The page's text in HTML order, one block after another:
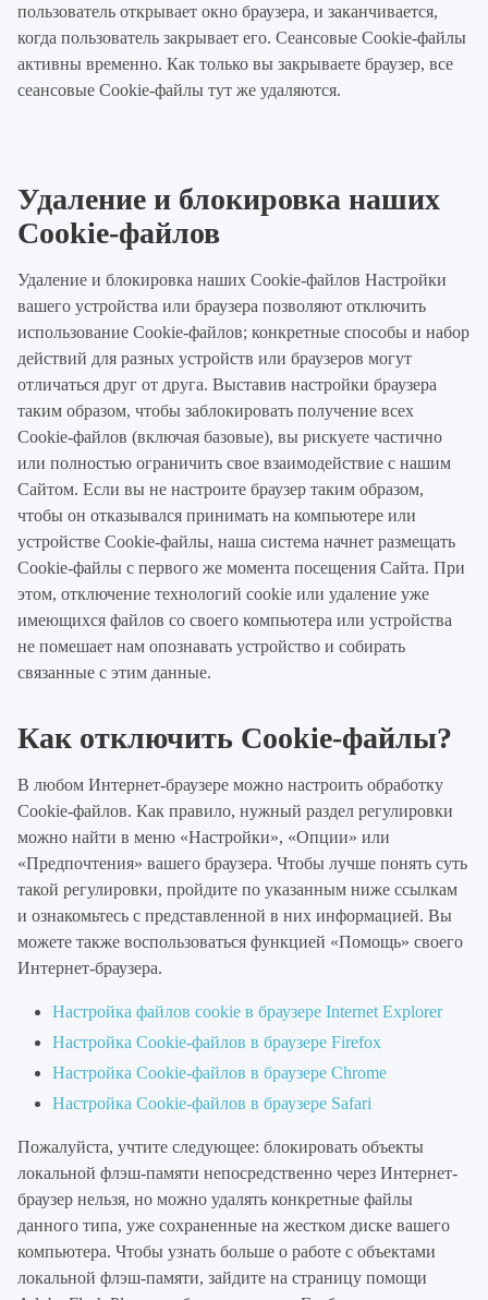
пользователь открывает окно браузера, и заканчивается,
когда пользователь закрывает его. Сеансовые Cookie-файлы
активны временно. Как только вы закрываете браузер, все
сеансовые Cookie-файлы тут же удаляются.
Удаление и блокировка наших
Cookie-файлов
Удаление и блокировка наших Cookie-файлов Настройки
вашего устройства или браузера позволяют отключить
использование Cookie-файлов; конкретные способы и набор
действий для разных устройств или браузеров могут
отличаться друг от друга. Выставив настройки браузера
таким образом, чтобы заблокировать получение всех
Cookie-файлов (включая базовые), вы рискуете частично
или полностью ограничить свое взаимодействие с нашим
Сайтом. Если вы не настроите браузер таким образом,
чтобы он отказывался принимать на компьютере или
устройстве Cookie-файлы, наша система начнет размещать
Cookie-файлы с первого же момента посещения Сайта. При
этом, отключение технологий cookie или удаление уже
имеющихся файлов со своего компьютера или устройства
не помешает нам опознавать устройство и собирать
связанные с этим данные.
Как отключить Cookie-файлы?
В любом Интернет-браузере можно настроить обработку
Cookie-файлов. Как правило, нужный раздел регулировки
можно найти в меню «Настройки», «Опции» или
«Предпочтения» вашего браузера. Чтобы лучше понять суть
такой регулировки, пройдите по указанным ниже ссылкам
и ознакомьтесь с представленной в них информацией. Вы
можете также воспользоваться функцией «Помощь» своего
Интернет-браузера.
Настройка файлов cookie в браузере Internet Explorer
Настройка Cookie-файлов в браузере Firefox
Настройка Cookie-файлов в браузере Chrome
Настройка Cookie-файлов в браузере Safari
Пожалуйста, учтите следующее: блокировать объекты
локальной флэш-памяти непосредственно через Интернет-
браузер нельзя, но можно удалять конкретные файлы
данного типа, уже сохраненные на жестком диске вашего
компьютера. Чтобы узнать больше о работе с объектами
локальной флэш-памяти, зайдите на страницу помощи